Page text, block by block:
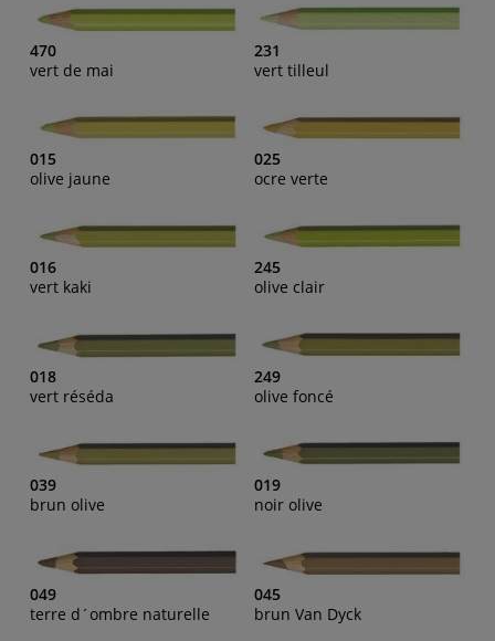
470
vert de mai
231
vert tilleul
015
olive jaune
025
ocre verte
016
vert kaki
245
olive clair
018
vert réséda
249
olive foncé
039
brun olive
019
noir olive
049
terre d´ombre naturelle
045
brun Van Dyck